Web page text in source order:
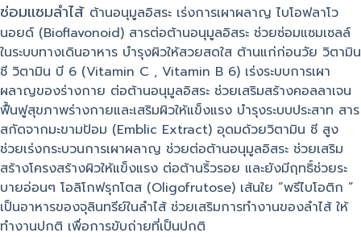
ซ่อมแซมลำไส้ ต้านอนุมูลอิสระ เร่งการเผาผลาญ ไบโอฟลาโว
นอยด์ (Bioflavonoid) สารต่อต้านอนุมูลอิสระ ช่วยซ่อมแซมเซลล์
ในระบบทางเดินอาหาร บำรุงผิวให้สวยสดใส ต้านแก่ก่อนวัย วิตามิน
ซี วิตามิน บี 6 (Vitamin C , Vitamin B 6) เร่งระบบการเผา
ผลาญของร่างกาย ต่อต้านอนุมูลอิสระ ช่วยเสริมสร้างคอลลาเจน
ฟื้นฟูสุขภาพร่างกายและเสริมผิวให้แข็งแรง บำรุงระบบประสาท สาร
สกัดจากมะขามป้อม (Emblic Extract) อุดมด้วยวิตามิน ซี สูง
ช่วยเร่งกระบวนการเผาผลาญ ช่วยต่อต้านอนุมูลอิสระ ช่วยเสริม
สร้างโครงสร้างผิวให้แข็งแรง ต่อต้านริ้วรอย และยังมีฤทธิ์ช่วยระ
บายอ่อนๆ โอลิโกฟรุกโตส (Oligofrutose) เส้นใย “พรีไบโอติก ”
เป็นอาหารของจุลินทรีย์ในลำไส้ ช่วยเสริมการทำงานของลำไส้ ให้
ทำงานปกติ เพื่อการขับถ่ายที่เป็นปกติ